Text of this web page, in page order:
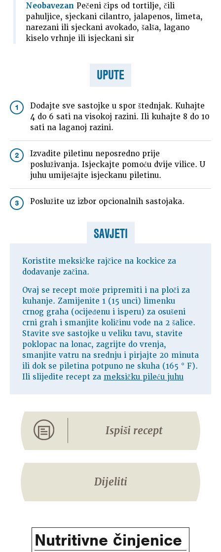
Neobavezan Pečeni čips od tortilje, čili
pahuljice, sjeckani cilantro, jalapenos, limeta,
narezani ili sjeckani avokado, šalša, lagano
kiselo vrhnje ili isjeckani sir
UPUTE
1
Dodajte sve sastojke u spor štednjak. Kuhajte
4 do 6 sati na visokoj razini. Ili kuhajte 8 do 10
sati na laganoj razini.
2
Izvadite piletinu neposredno prije
posluživanja. Isjeckajte pomoću dvije vilice. U
juhu umiješajte isjeckanu piletinu.
3 Poslužite uz izbor opcionalnih sastojaka.
SAVJETI
Koristite meksičke rajčice na kockice za
dodavanje začina.
Ovaj se recept može pripremiti i na ploči za
kuhanje. Zamijenite 1 (15 unci) limenku
crnog graha (ocijeđenu i isperu) za osušeni
crni grah i smanjite količinu vode na 2 šalice.
Stavite sve sastojke u veliku tavu, stavite
poklopac na lonac, zagrijte do vrenja,
smanjite vatru na srednju i pirjajte 20 minuta
ili dok se piletina potpuno ne skuha (165 ° F).
Ili slijedite recept za meksičku pileću juhu
Ispiši recept
Dijeliti
Nutritivne činjenice